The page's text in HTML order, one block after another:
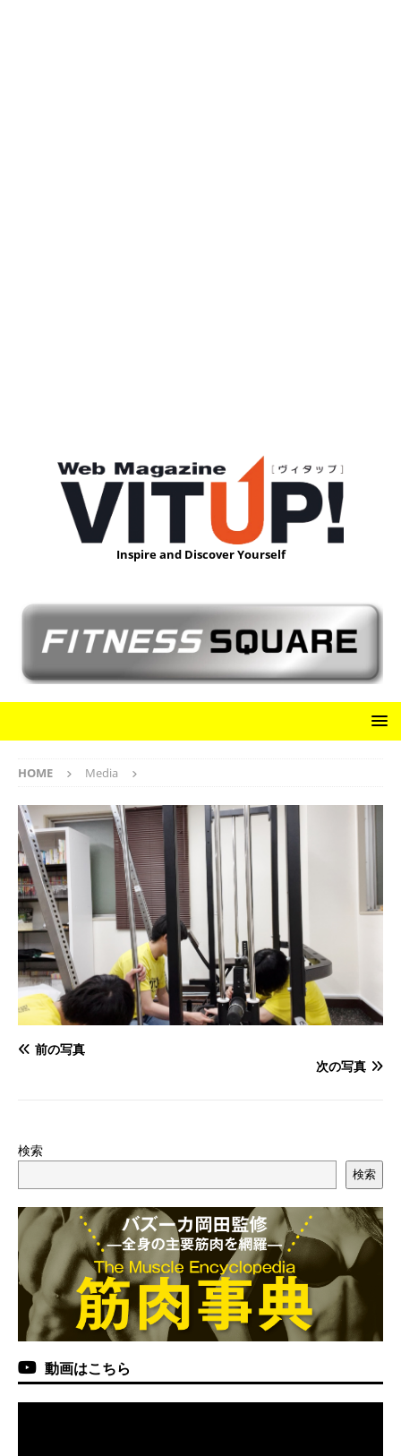
Inspire and Discover Yourself
HOME Media
前の写真
次の写真
検索
検索
動画はこちら